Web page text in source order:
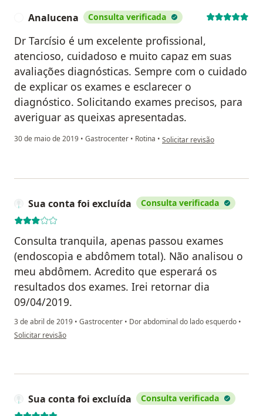
Analucena Consulta verificada
Dr Tarcísio é um excelente profissional,
atencioso, cuidadoso e muito capaz em suas
avaliações diagnósticas. Sempre com o cuidado
de explicar os exames e esclarecer o
diagnóstico. Solicitando exames precisos, para
averiguar as queixas apresentadas.
30 de maio de 2019 • Gastrocenter • Rotina • na opinião do utilizador
Solicitar revisão
Sua conta foi excluída Consulta verificada
Consulta tranquila, apenas passou exames
(endoscopia e abdômem total). Não analisou o
meu abdômem. Acredito que esperará os
resultados dos exames. Irei retornar dia
09/04/2019.
3 de abril de 2019 • Gastrocenter • Dor abdominal do lado esquerdo •
na opinião do utilizador Sua conta foi excluída
Solicitar revisão
Sua conta foi excluída Consulta verificada